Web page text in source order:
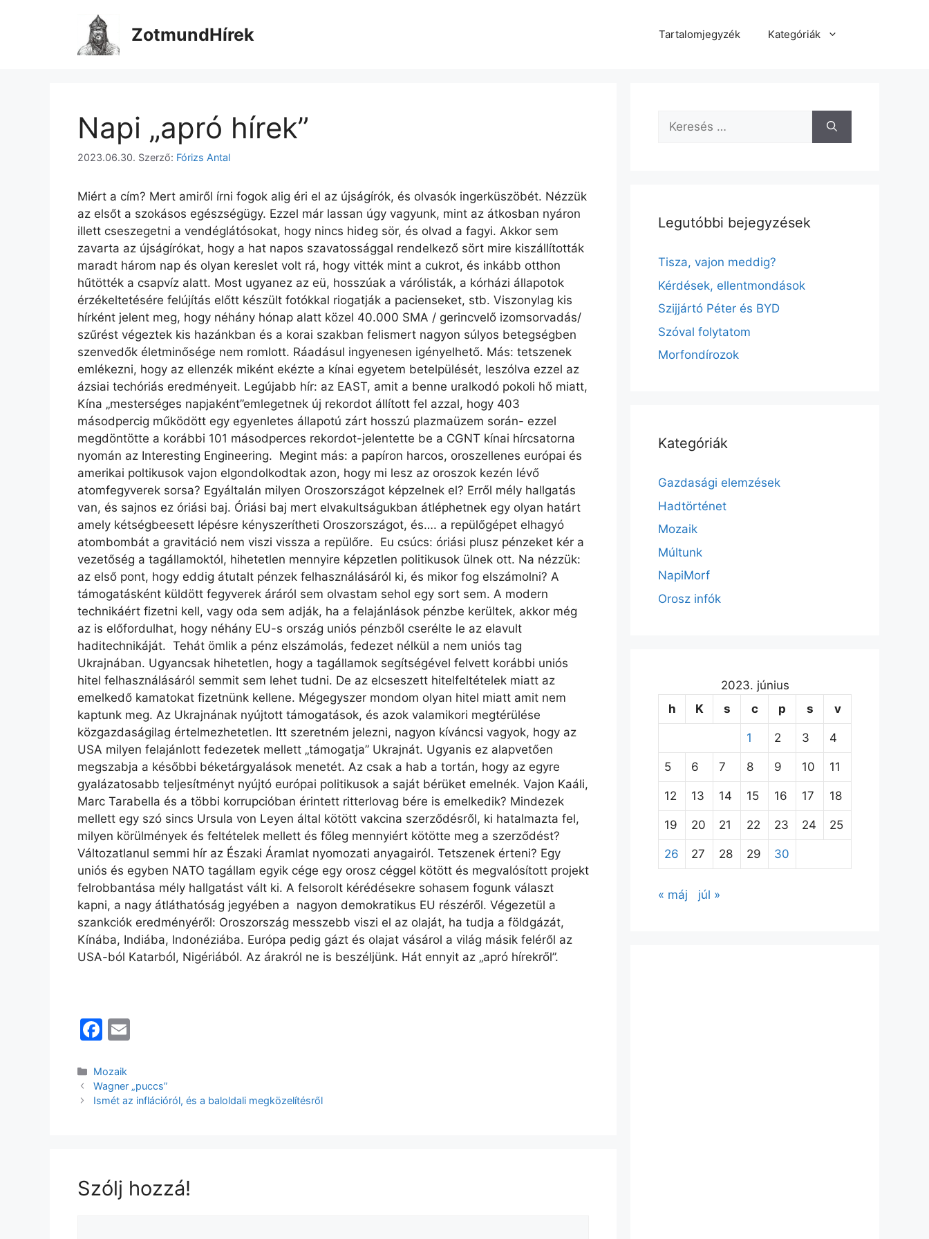
ZotmundHírek Tartalomjegyzék Kategóriák
Napi „apró hírek”
2023.06.30. Szerző: Fórizs Antal
Miért a cím? Mert amiről írni fogok alig éri el az újságírók, és olvasók ingerküszöbét. Nézzük
az elsőt a szokásos egészségügy. Ezzel már lassan úgy vagyunk, mint az átkosban nyáron
illett cseszegetni a vendéglátósokat, hogy nincs hideg sör, és olvad a fagyi. Akkor sem
zavarta az újságírókat, hogy a hat napos szavatossággal rendelkező sört mire kiszállították
maradt három nap és olyan kereslet volt rá, hogy vitték mint a cukrot, és inkább otthon
hűtötték a csapvíz alatt. Most ugyanez az eü, hosszúak a várólisták, a kórházi állapotok
érzékeltetésére felújítás előtt készült fotókkal riogatják a pacienseket, stb. Viszonylag kis
hírként jelent meg, hogy néhány hónap alatt közel 40.000 SMA / gerincvelő izomsorvadás/
szűrést végeztek kis hazánkban és a korai szakban felismert nagyon súlyos betegségben
szenvedők életminősége nem romlott. Ráadásul ingyenesen igényelhető. Más: tetszenek
emlékezni, hogy az ellenzék miként ekézte a kínai egyetem betelpülését, leszólva ezzel az
ázsiai techóriás eredményeit. Legújabb hír: az EAST, amit a benne uralkodó pokoli hő miatt,
Kína „mesterséges napjaként”emlegetnek új rekordot állított fel azzal, hogy 403
másodpercig működött egy egyenletes állapotú zárt hosszú plazmaüzem során- ezzel
megdöntötte a korábbi 101 másodperces rekordot-jelentette be a CGNT kínai hírcsatorna
nyomán az Interesting Engineering. Megint más: a papíron harcos, oroszellenes európai és
amerikai poltikusok vajon elgondolkodtak azon, hogy mi lesz az oroszok kezén lévő
atomfegyverek sorsa? Egyáltalán milyen Oroszországot képzelnek el? Erről mély hallgatás
van, és sajnos ez óriási baj. Óriási baj mert elvakultságukban átléphetnek egy olyan határt
amely kétségbeesett lépésre kényszerítheti Oroszországot, és…. a repülőgépet elhagyó
atombombát a gravitáció nem viszi vissza a repülőre. Eu csúcs: óriási plusz pénzeket kér a
vezetőség a tagállamoktól, hihetetlen mennyire képzetlen politikusok ülnek ott. Na nézzük:
az első pont, hogy eddig átutalt pénzek felhasználásáról ki, és mikor fog elszámolni? A
támogatásként küldött fegyverek áráról sem olvastam sehol egy sort sem. A modern
technikáért fizetni kell, vagy oda sem adják, ha a felajánlások pénzbe kerültek, akkor még
az is előfordulhat, hogy néhány EU-s ország uniós pénzből cserélte le az elavult
haditechnikáját. Tehát ömlik a pénz elszámolás, fedezet nélkül a nem uniós tag
Ukrajnában. Ugyancsak hihetetlen, hogy a tagállamok segítségével felvett korábbi uniós
hitel felhasználásáról semmit sem lehet tudni. De az elcseszett hitelfeltételek miatt az
emelkedő kamatokat fizetnünk kellene. Mégegyszer mondom olyan hitel miatt amit nem
kaptunk meg. Az Ukrajnának nyújtott támogatások, és azok valamikori megtérülése
közgazdaságilag értelmezhetetlen. Itt szeretném jelezni, nagyon kíváncsi vagyok, hogy az
USA milyen felajánlott fedezetek mellett „támogatja” Ukrajnát. Ugyanis ez alapvetően
megszabja a későbbi béketárgyalások menetét. Az csak a hab a tortán, hogy az egyre
gyalázatosabb teljesítményt nyújtó európai politikusok a saját bérüket emelnék. Vajon Kaáli,
Marc Tarabella és a többi korrupcióban érintett ritterlovag bére is emelkedik? Mindezek
mellett egy szó sincs Ursula von Leyen által kötött vakcina szerződésről, ki hatalmazta fel,
milyen körülmények és feltételek mellett és főleg mennyiért kötötte meg a szerződést?
Változatlanul semmi hír az Északi Áramlat nyomozati anyagairól. Tetszenek érteni? Egy
uniós és egyben NATO tagállam egyik cége egy orosz céggel kötött és megvalósított projekt
felrobbantása mély hallgatást vált ki. A felsorolt kérédésekre sohasem fogunk választ
kapni, a nagy átláthatóság jegyében a nagyon demokratikus EU részéről. Végezetül a
szankciók eredményéről: Oroszország messzebb viszi el az olaját, ha tudja a földgázát,
Kínába, Indiába, Indonéziába. Európa pedig gázt és olajat vásárol a világ másik feléről az
USA-ból Katarból, Nigériából. Az árakról ne is beszéljünk. Hát ennyit az „apró hírekről”.
F
c
e
k
l
Kategória
Mozaik
Wagner „puccs”
Ismét az inflációról, és a baloldali megközelítésről
Szólj hozzá!
Keresés:
Legutóbbi bejegyzések
Tisza, vajon meddig?
Kérdések, ellentmondások
Szijjártó Péter és BYD
Szóval folytatom
Morfondírozok
Kategóriák
Gazdasági elemzések
Hadtörténet
Mozaik
Múltunk
NapiMorf
Orosz infók
2023. június
h
K s c p s v
1 2 3 4
5 6 7 8 9 10 11
12 13 14 15 16 17 18
19 20 21 22 23 24 25
26 27 28 29 30
« máj júl »